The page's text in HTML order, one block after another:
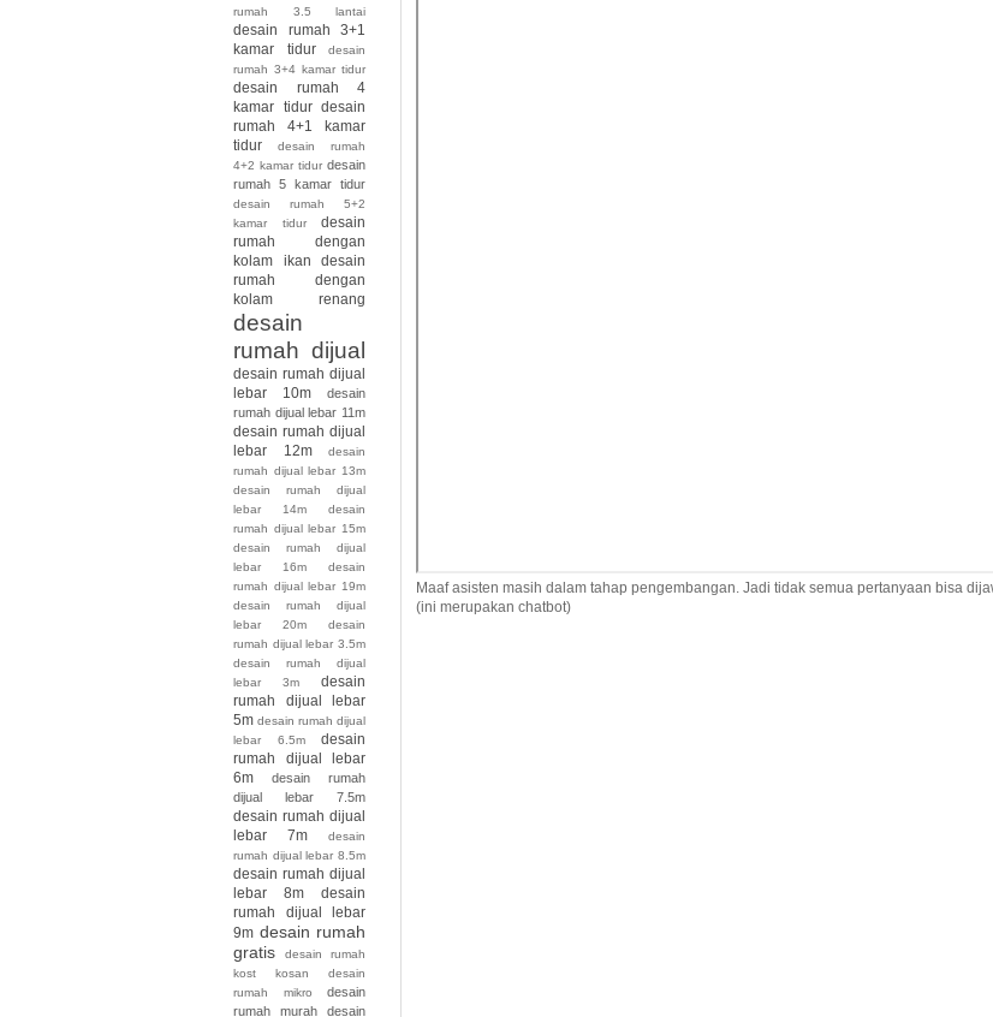
Maaf asisten masih dalam tahap pengembangan. Jadi tidak semua pertanyaan bisa
(ini merupakan chatbot)
rumah 3.5 lantai
desain rumah 3+1
kamar tidur
desain
rumah 3+4 kamar tidur
desain rumah 4
kamar tidur desain
rumah 4+1 kamar
tidur
desain rumah
4+2 kamar tidur desain
rumah 5 kamar tidur
desain rumah 5+2
kamar tidur
desain
rumah dengan
kolam ikan
desain
rumah dengan
kolam renang
desain
rumah dijual
desain rumah dijual
lebar 10m
desain
rumah dijual lebar 11m
desain rumah dijual
lebar 12m
desain
rumah dijual lebar 13m
desain rumah dijual
lebar 14m
desain
rumah dijual lebar 15m
desain rumah dijual
lebar 16m
desain
rumah dijual lebar 19m
desain rumah dijual
lebar 20m
desain
rumah dijual lebar 3.5m
desain rumah dijual
lebar 3m
desain
rumah dijual lebar
5m desain rumah dijual
lebar 6.5m
desain
rumah dijual lebar
6m
desain rumah
dijual lebar 7.5m
desain rumah dijual
lebar 7m
desain
rumah dijual lebar 8.5m
desain rumah dijual
lebar 8m
desain
rumah dijual lebar
9m desain rumah
gratis
desain rumah
kost kosan
desain
rumah mikro
desain
rumah murah
desain